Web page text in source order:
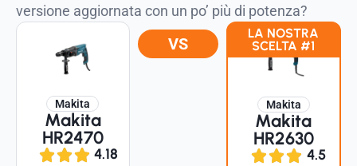
versione aggiornata con un po’ più di potenza?
Makita
Makita
HR2470
4.18
VS
Makita
Makita
HR2630
4.5
LA NOSTRA
SCELTA #1